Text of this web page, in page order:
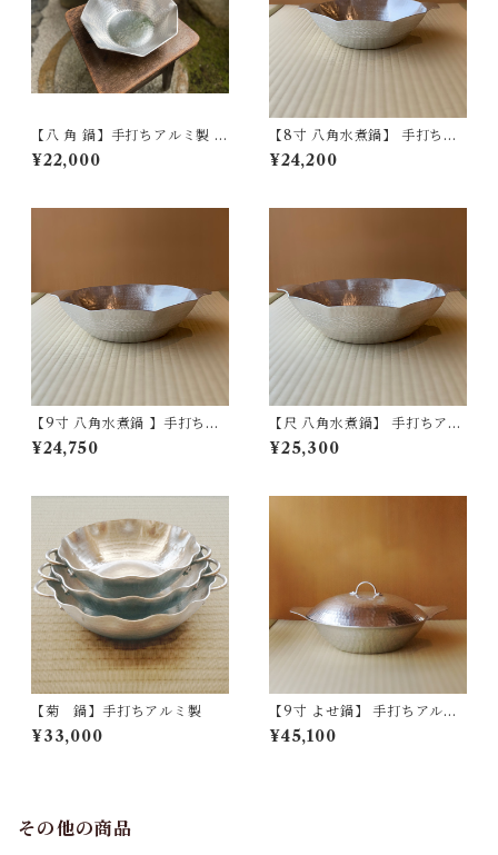
【八 角 鍋】手打ちアルミ製
※受注生産※
¥22,000
【8寸 八角水煮鍋】 手打ちア
ルミ製
¥24,200
【9寸 八角水煮鍋 】手打ちア
ルミ製
¥24,750
【尺 八角水煮鍋】 手打ちアル
ミ製
¥25,300
【菊 鍋】手打ちアルミ製
¥33,000
【9寸 よせ鍋】 手打ちアルミ
製
¥45,100
その他の商品